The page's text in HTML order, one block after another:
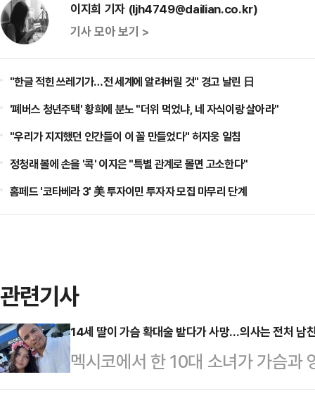
이지희 기자 (ljh4749@dailian.co.kr)
기사 모아 보기 >
"한글 적힌 쓰레기가…전 세계에 알려버릴 것" 경고 날린 日
'폐버스 청년주택' 황희에 분노 "더위 먹었냐, 네 자식이랑 살아라"
"우리가 지지했던 인간들이 이 꼴 만들었다" 허지웅 일침
정청래 볼에 손을 '콕' 이지은 "특별 관계로 몰면 고소한다"
홈페드 '코타베라 3' 美 투자이민 투자자 모집 마무리 단계
관련기사
14세 딸이 가슴 확대술 받다가 사망…의사는 전처 남
멕시코에서 한 10대 소녀가 가슴과
숨지는 안타까운 사건이 발생해 현